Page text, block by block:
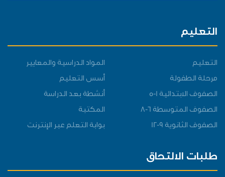
التعليم
التعليم
مرحلة الطفولة
الصفوف الابتدائية 1-5
الصفوف المتوسطة 6-8
الصفوف الثانوية 9-12
المواد الدراسية والمعايير
أسس التعليم
أنشطة بعد الدراسة
المكتبة
بوابة التعلم عبر الإنترنت
طلبات الالتحاق